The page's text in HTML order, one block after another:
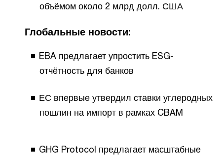
объёмом около 2 млрд долл. США
Глобальные новости:
EBA предлагает упростить ESG-
отчётность для банков
ЕС впервые утвердил ставки углеродных
пошлин на импорт в рамках CBAM
GHG Protocol предлагает масштабные